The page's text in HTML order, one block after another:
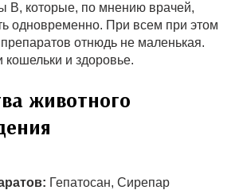
В, которые, по мнению врачей,
одновременно. При всем при этом
препаратов отнюдь не маленькая.
кошельки и здоровье.
животного
Гепатосан, Сирепар